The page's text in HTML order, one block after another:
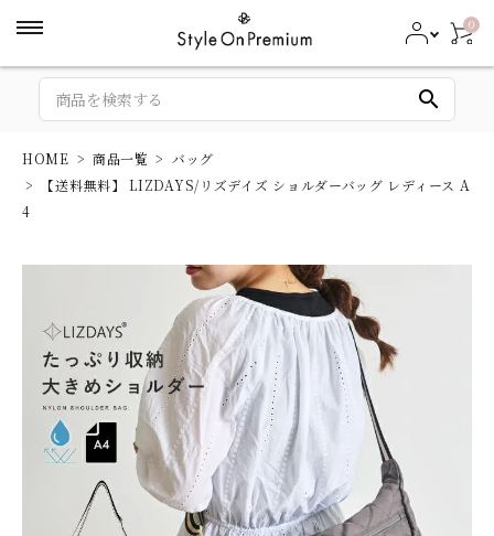
0
search
HOME 商品一覧
バッグ
【送料無料】 LIZDAYS/リズデイズ ショルダーバッグ レディース A
4